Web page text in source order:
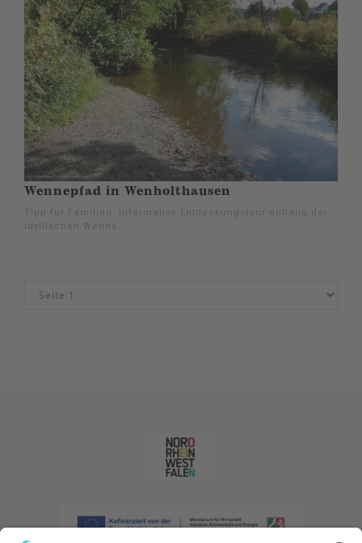
Wennepfad in Wenholthausen
Tipp für Familien: Informative Entdeckungstour entlang der
idyllischen Wenne.